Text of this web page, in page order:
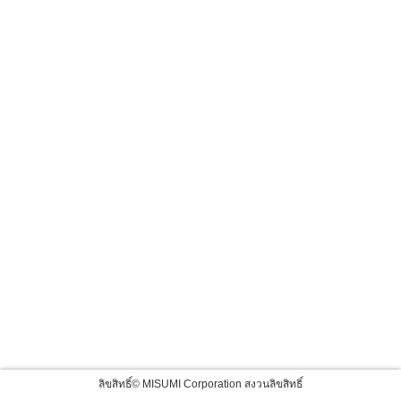
ลิขสิทธิ์© MISUMI Corporation สงวนลิขสิทธิ์